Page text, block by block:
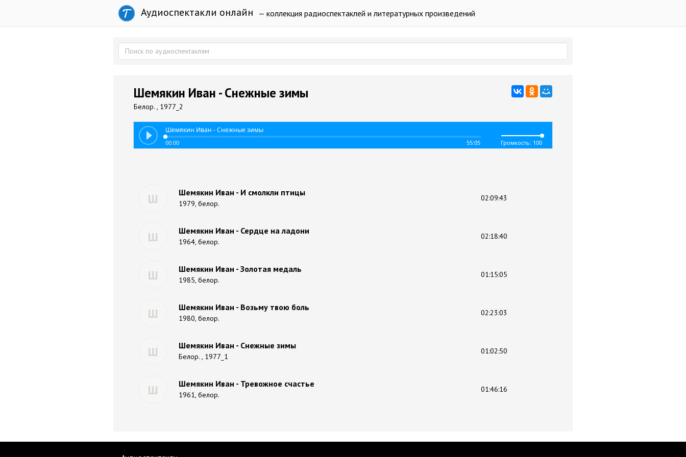
Аудиоспектакли онлайн — коллекция радиоспектаклей и литературных произведений
Шемякин Иван - Снежные зимы
Белор. , 1977_2
Шемякин Иван - Снежные зимы
00:00 55:05 Громкость: 100
Ш Шемякин Иван - И смолкли птицы
1979, белор.
02:09:43
Ш Шемякин Иван - Сердце на ладони
1964, белор.
02:18:40
Ш Шемякин Иван - Золотая медаль
1985, белор.
01:15:05
Ш Шемякин Иван - Возьму твою боль
1980, белор.
02:23:03
Ш Шемякин Иван - Снежные зимы
Белор. , 1977_1
01:02:50
Ш Шемякин Иван - Тревожное счастье
1961, белор.
01:46:16